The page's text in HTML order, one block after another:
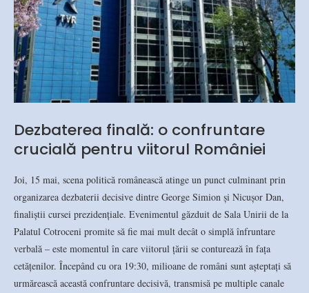
Dezbaterea finală: o confruntare
crucială pentru viitorul României
Joi, 15 mai, scena politică românească atinge un punct culminant prin
organizarea dezbaterii decisive dintre George Simion și Nicușor Dan,
finaliștii cursei prezidențiale. Evenimentul găzduit de Sala Unirii de la
Palatul Cotroceni promite să fie mai mult decât o simplă înfruntare
verbală – este momentul în care viitorul țării se conturează în fața
cetățenilor. Începând cu ora 19:30, milioane de români sunt așteptați să
urmărească această confruntare decisivă, transmisă pe multiple canale